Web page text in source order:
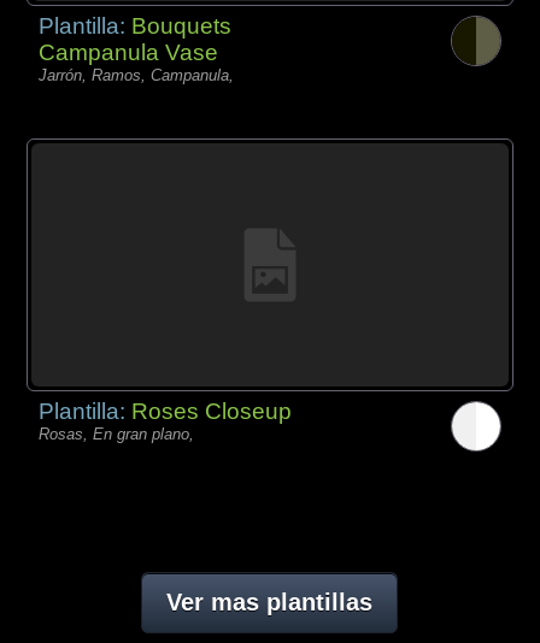
Plantilla: Bouquets
Campanula Vase
Jarrón, Ramos, Campanula,
Plantilla: Roses Closeup
Rosas, En gran plano,
Ver mas plantillas